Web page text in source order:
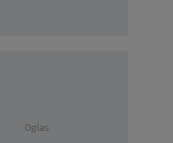
Oglas